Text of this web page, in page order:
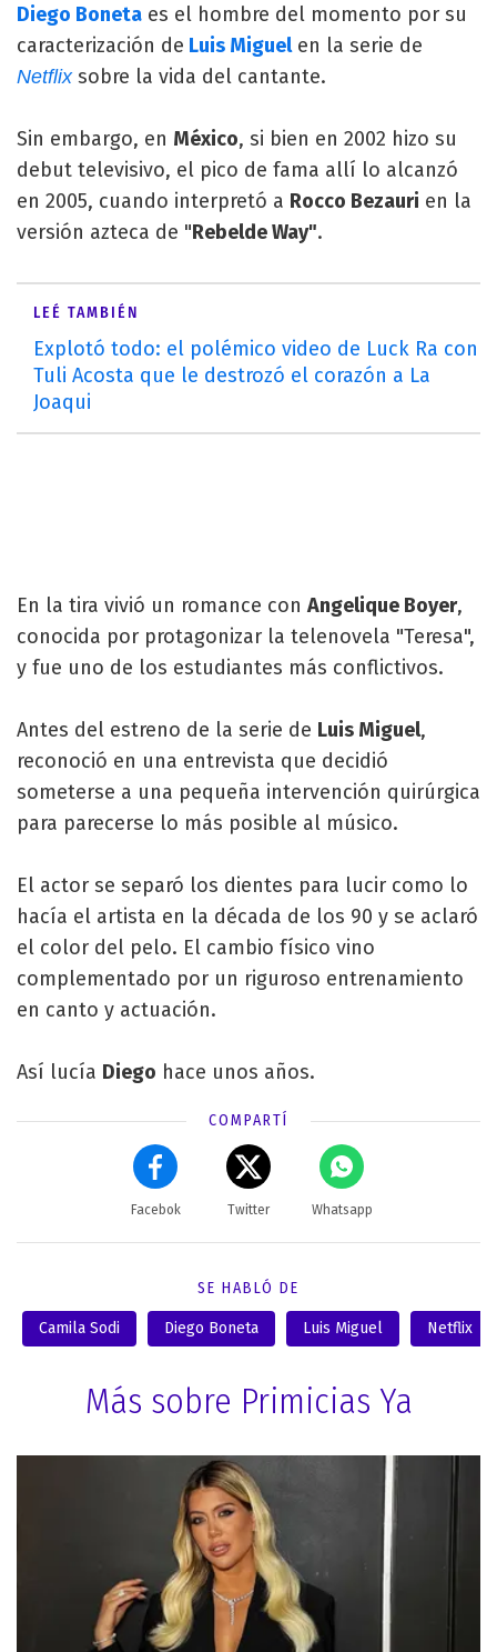
Diego Boneta es el hombre del momento por su
caracterización de Luis Miguelen la serie de
Netflixsobre la vida del cantante.
Sin embargo, en México, si bien en 2002 hizo su
debut televisivo, el pico de fama allí lo alcanzó
en 2005, cuando interpretó a Rocco Bezauri en la
versión azteca de "Rebelde Way".
LEÉ TAMBIÉN
Explotó todo: el polémico video de Luck Ra con
Tuli Acosta que le destrozó el corazón a La
Joaqui
En la tira vivió un romance con Angelique Boyer,
conocida por protagonizar la telenovela "Teresa",
y fue uno de los estudiantes más conflictivos.
Antes del estreno de la serie de Luis Miguel,
reconoció en una entrevista que decidió
someterse a una pequeña intervención quirúrgica
para parecerse lo más posible al músico.
El actor se separó los dientes para lucir como lo
hacía el artista en la década de los 90 y se aclaró
el color del pelo. El cambio físico vino
complementado por un riguroso entrenamiento
en canto y actuación.
Así lucía Diego hace unos años.
COMPARTÍ
Facebok Twitter Whatsapp
SE HABLÓ DE
Camila Sodi Diego Boneta Luis Miguel Netflix
Más sobre Primicias Ya